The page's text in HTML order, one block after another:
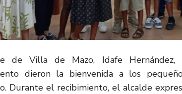
de Villa de Mazo, Idafe Hernández,
dieron la bienvenida a los
Durante el recibimiento, el alcalde